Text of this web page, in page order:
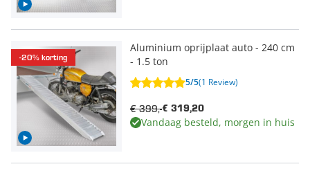
-20% korting
Aluminium oprijplaat auto - 240 cm
- 1.5 ton
5/5(1 Review)
€ 319,20
€ 399,-
Vandaag besteld, morgen in huis